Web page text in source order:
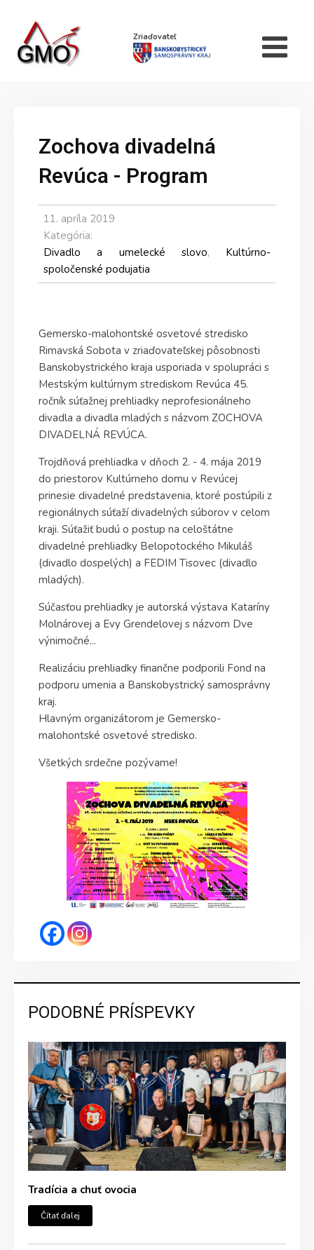
Zriaďovateľ
Zochova divadelná
Revúca - Program
11. apríla 2019
Kategória:
Divadlo a umelecké slovo, Kultúrno-
spoločenské podujatia
Gemersko-malohontské osvetové stredisko
Rimavská Sobota v zriaďovateľskej pôsobnosti
Banskobystrického kraja usporiada v spolupráci s
Mestským kultúrnym strediskom Revúca 45.
ročník súťažnej prehliadky neprofesionálneho
divadla a divadla mladých s názvom ZOCHOVA
DIVADELNÁ REVÚCA.
Trojdňová prehliadka v dňoch 2. - 4. mája 2019
do priestorov Kultúrneho domu v Revúcej
prinesie divadelné predstavenia, ktoré postúpili z
regionálnych súťaží divadelných súborov v celom
kraji. Súťažiť budú o postup na celoštátne
divadelné prehliadky Belopotockého Mikuláš
(divadlo dospelých) a FEDIM Tisovec (divadlo
mladých).
Súčasťou prehliadky je autorská výstava Kataríny
Molnárovej a Evy Grendelovej s názvom Dve
výnimočné...
Realizáciu prehliadky finančne podporili Fond na
podporu umenia a Banskobystrický samosprávny
kraj.
Hlavným organizátorom je Gemersko-
malohontské osvetové stredisko.
Všetkých srdečne pozývame!
PODOBNÉ PRÍSPEVKY
Tradícia a chuť ovocia
Čítať ďalej